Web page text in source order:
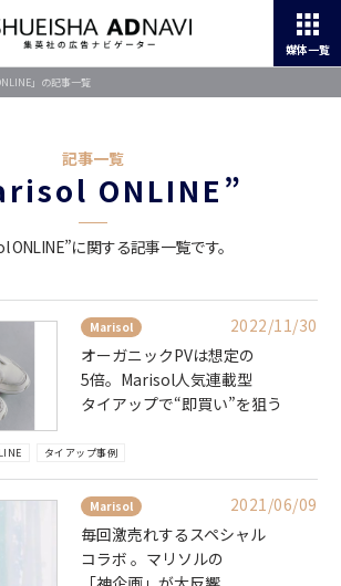
媒体一覧
」の記事一覧
記事一覧
ONLINE”
ONLINE”に関する記事一覧です。
Marisol
2022/11/30
オーガニックPVは想定の
5倍。Marisol人気連載型
タイアップで“即買い”を狙う
タイアップ事例
Marisol
2021/06/09
毎回激売れするスペシャル
コラボ 。マリソルの